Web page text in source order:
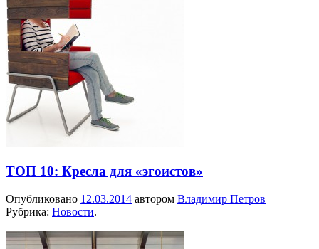
ТОП 10: Кресла для «эгоистов»
Опубликовано 12.03.2014 автором Владимир Петров
Рубрика: Новости.